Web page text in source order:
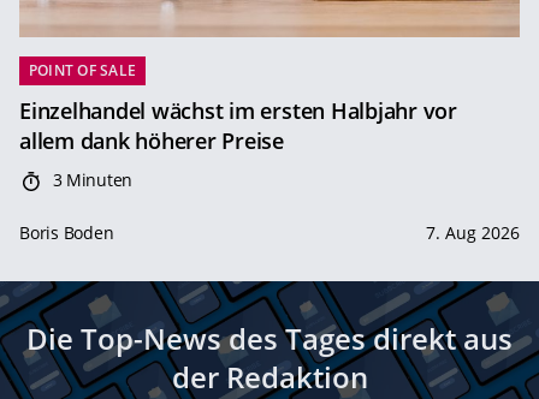
POINT OF SALE
Einzelhandel wächst im ersten Halbjahr vor
allem dank höherer Preise
3 Minuten
Boris Boden 7. Aug 2026
Die Top-News des Tages direkt aus
der Redaktion